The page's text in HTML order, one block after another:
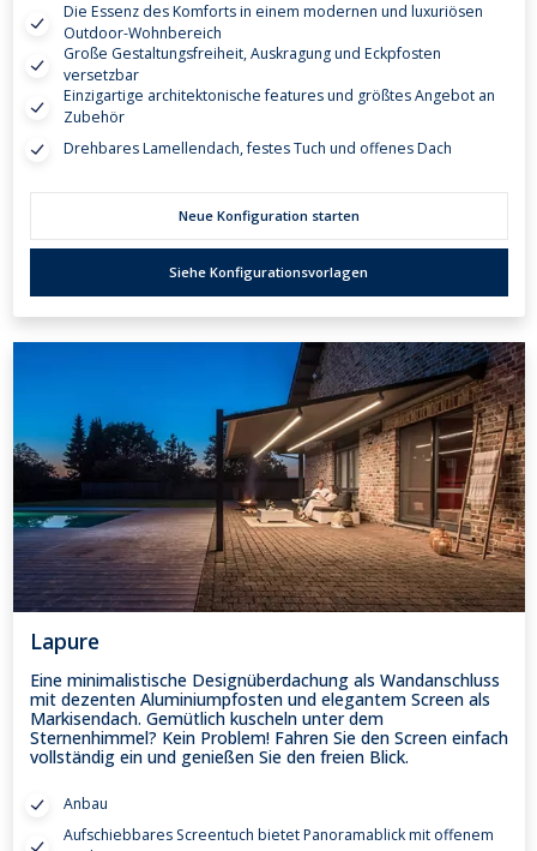
Die Essenz des Komforts in einem modernen und luxuriösen
Outdoor-Wohnbereich
Große Gestaltungsfreiheit, Auskragung und Eckpfosten
versetzbar
Einzigartige architektonische features und größtes Angebot an
Zubehör
Drehbares Lamellendach, festes Tuch und offenes Dach
Neue Konfiguration starten
Siehe Konfigurationsvorlagen
Lapure
Eine minimalistische Designüberdachung als Wandanschluss
mit dezenten Aluminiumpfosten und elegantem Screen als
Markisendach. Gemütlich kuscheln unter dem
Sternenhimmel? Kein Problem! Fahren Sie den Screen einfach
vollständig ein und genießen Sie den freien Blick.
Anbau
Aufschiebbares Screentuch bietet Panoramablick mit offenem